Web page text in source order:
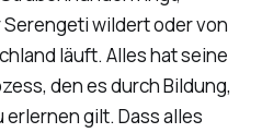
wildert oder von
läuft. Alles hat seine
den es durch Bildung,
gilt. Dass alles